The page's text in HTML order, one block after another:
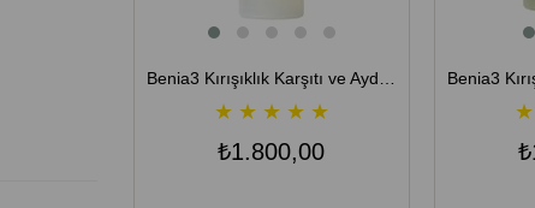
★ ★ ★ ★ ★
₺1.800,00
★